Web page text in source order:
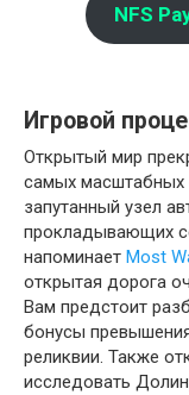
NFS
Игровой
Открытый мир
самых масштабных
запутанный узел
прокладывающих
напоминает Most
открытая дорога
Вам предстоит
бонусы
реликвии. Также
исследовать